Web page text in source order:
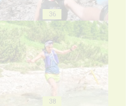
36
38